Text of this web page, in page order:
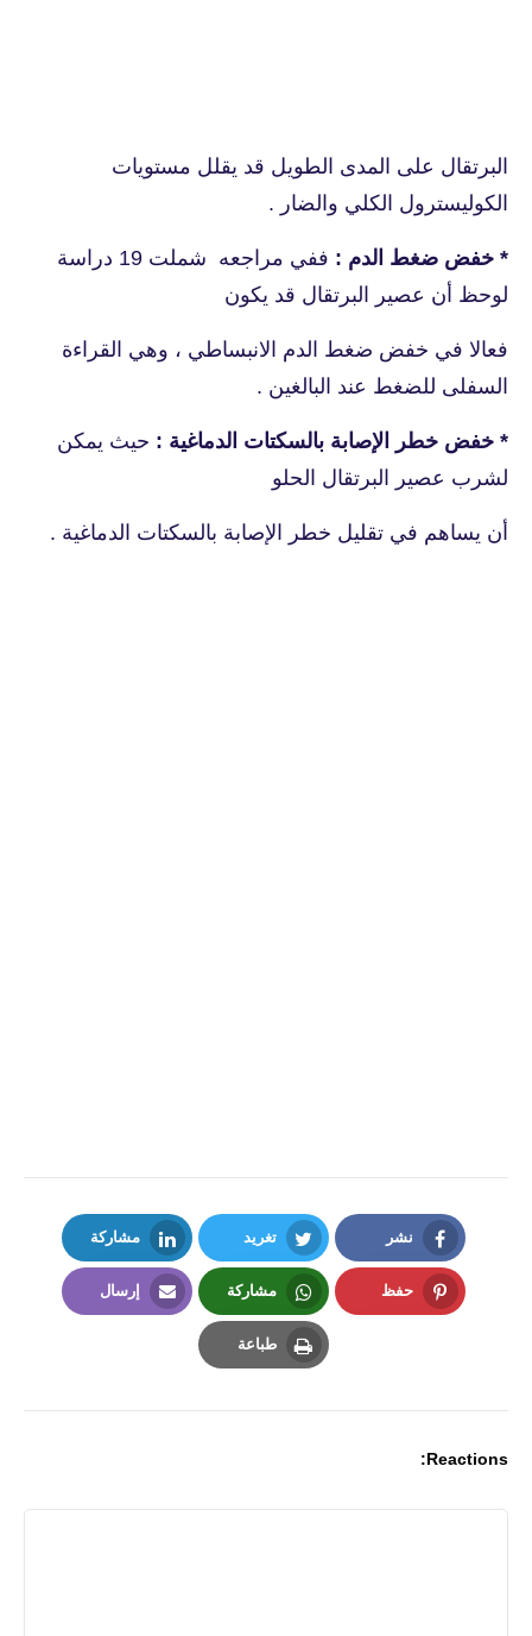
البرتقال على المدى الطويل قد يقلل مستويات
الكوليسترول الكلي والضار .
* خفض ضغط الدم :
ففي مراجعه شملت 19 دراسة
لوحظ أن عصير البرتقال قد يكون
فعالا في خفض ضغط الدم الانبساطي ، وهي القراءة
السفلى للضغط عند البالغين .
* خفض خطر الإصابة بالسكتات الدماغية : حيث يمكن
لشرب عصير البرتقال الحلو
أن يساهم في تقليل خطر الإصابة بالسكتات الدماغية .
نشر
Facebook
تغريد
Twitter
مشاركة
LinkedIn
حفظ مشاركة
Whatsapp
إرسال
طباعة
Reactions: